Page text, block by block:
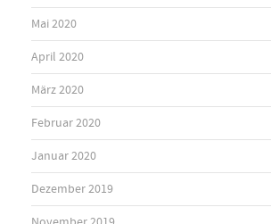
Mai 2020
April 2020
März 2020
Februar 2020
Januar 2020
Dezember 2019